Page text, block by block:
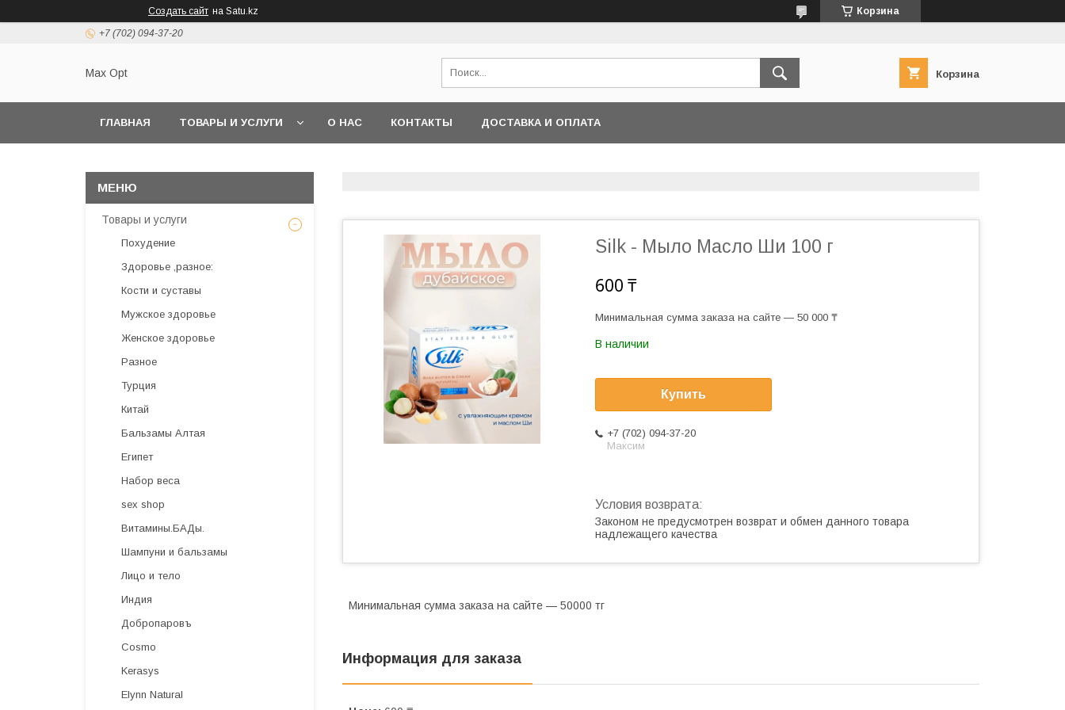
Создать сайт на Satu.kz Корзина
+7 (702) 094-37-20
Max Opt Корзина
ГЛАВНАЯ ТОВАРЫ И УСЛУГИ О НАС КОНТАКТЫ ДОСТАВКА И ОПЛАТА
Silk - Мыло Масло Ши 100 г
600 ₸
Минимальная сумма заказа на сайте — 50 000 ₸
В наличии
Купить
+7 (702) 094-37-20
Максим
Законом не предусмотрен возврат и обмен данного товара
надлежащего качества
Минимальная сумма заказа на сайте — 50000 тг
Информация для заказа
Товары и услуги
Похудение
Здоровье ,разное:
Кости и суставы
Мужское здоровье
Женское здоровье
Разное
Турция
Китай
Бальзамы Алтая
Египет
Набор веса
sex shop
Витамины.БАДы.
Шампуни и бальзамы
Лицо и тело
Индия
Добропаровъ
Cosmo
Kerasys
Elynn Natural